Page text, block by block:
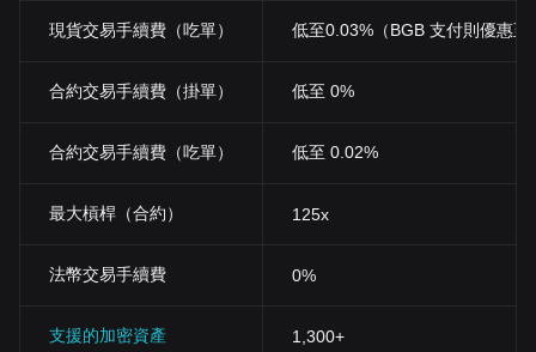
現貨交易手續費（吃單） 低至0.03%（BGB 支付則優惠至
合約交易手續費（掛單） 低至 0%
合約交易手續費（吃單） 低至 0.02%
最大槓桿（合約） 125x
法幣交易手續費 0%
支援的加密資產 1,300+